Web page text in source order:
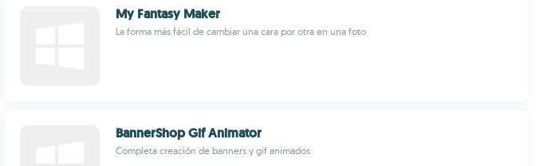
My Fantasy Maker
La forma más fácil de cambiar una cara por otra en una foto
BannerShop Gif Animator
Completa creación de banners y gif animados